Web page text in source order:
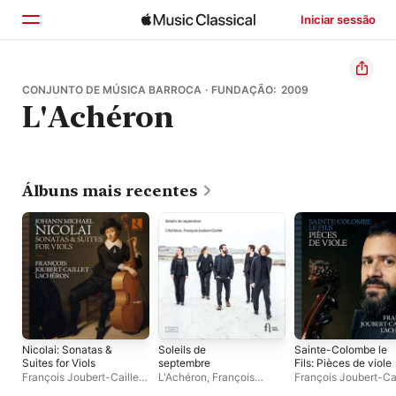
Iniciar sessão
Início
Explorar
CONJUNTO DE MÚSICA BARROCA · FUNDAÇÃO: 2009
L'Achéron
Álbuns mais recentes
Nicolai: Sonatas &
Suites for Viols
François Joubert-Caillet,
Soleils de
septembre
L'Achéron, François
Sainte-Colombe le
Fils: Pièces de viole
François Joubert-